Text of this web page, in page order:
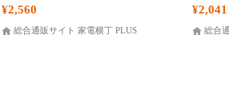
¥2,560
総合通販サイト 家電横丁 PLUS
¥2,041
総合